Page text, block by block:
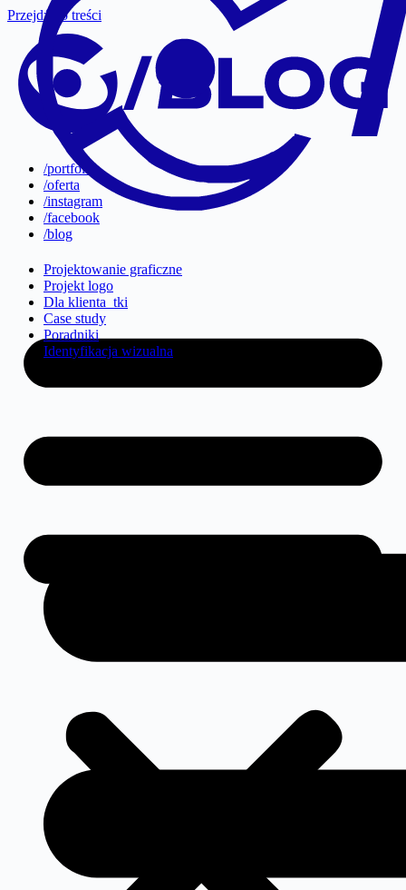
Przejdź do treści
/portfolio
/oferta
/instagram
/facebook
/blog
Projektowanie graficzne
Projekt logo
Dla klienta_tki
Case study
Poradniki
Identyfikacja wizualna